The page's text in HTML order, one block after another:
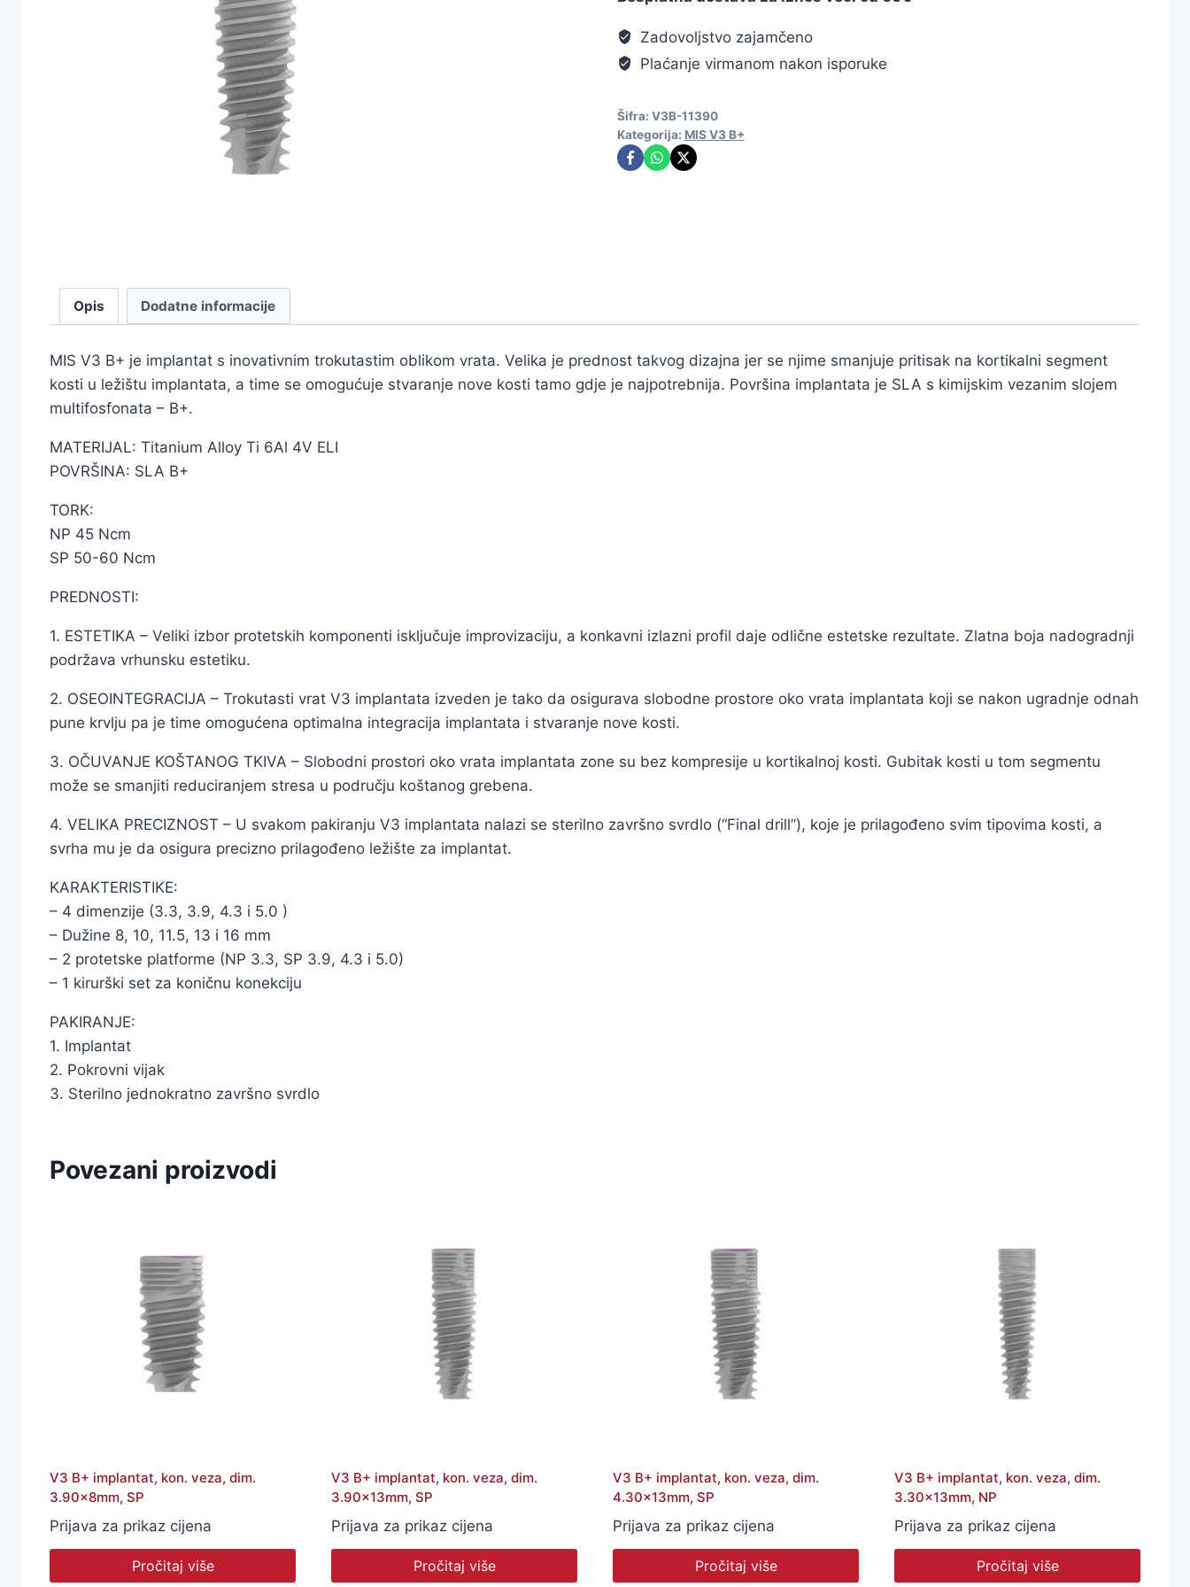
Zadovoljstvo zajamčeno
Plaćanje virmanom nakon isporuke
Šifra: V3B-11390
Kategorija: MIS V3 B+
Opis Dodatne informacije
MIS V3 B+ je implantat s inovativnim trokutastim oblikom vrata. Velika je prednost takvog dizajna jer se njime smanjuje pritisak na kortikalni segment
kosti u ležištu implantata, a time se omogućuje stvaranje nove kosti tamo gdje je najpotrebnija. Površina implantata je SLA s kimijskim vezanim slojem
multifosfonata – B+.
MATERIJAL: Titanium Alloy Ti 6Al 4V ELI
POVRŠINA: SLA B+
TORK:
NP 45 Ncm
SP 50-60 Ncm
PREDNOSTI:
1. ESTETIKA – Veliki izbor protetskih komponenti isključuje improvizaciju, a konkavni izlazni profil daje odlične estetske rezultate. Zlatna boja nadogradnji
podržava vrhunsku estetiku.
2. OSEOINTEGRACIJA – Trokutasti vrat V3 implantata izveden je tako da osigurava slobodne prostore oko vrata implantata koji se nakon ugradnje odnah
pune krvlju pa je time omogućena optimalna integracija implantata i stvaranje nove kosti.
3. OČUVANJE KOŠTANOG TKIVA – Slobodni prostori oko vrata implantata zone su bez kompresije u kortikalnoj kosti. Gubitak kosti u tom segmentu
može se smanjiti reduciranjem stresa u području koštanog grebena.
4. VELIKA PRECIZNOST – U svakom pakiranju V3 implantata nalazi se sterilno završno svrdlo (“Final drill”), koje je prilagođeno svim tipovima kosti, a
svrha mu je da osigura precizno prilagođeno ležište za implantat.
KARAKTERISTIKE:
– 4 dimenzije (3.3, 3.9, 4.3 i 5.0 )
– Dužine 8, 10, 11.5, 13 i 16 mm
– 2 protetske platforme (NP 3.3, SP 3.9, 4.3 i 5.0)
– 1 kirurški set za koničnu konekciju
PAKIRANJE:
1. Implantat
2. Pokrovni vijak
3. Sterilno jednokratno završno svrdlo
Povezani proizvodi
V3 B+ implantat, kon. veza, dim.
3.90x8mm, SP
Prijava za prikaz cijena
Pročitaj više
V3 B+ implantat, kon. veza, dim.
3.90x13mm, SP
Prijava za prikaz cijena
Pročitaj više
V3 B+ implantat, kon. veza, dim.
4.30x13mm, SP
Prijava za prikaz cijena
Pročitaj više
V3 B+ implantat, kon. veza, dim.
3.30x13mm, NP
Prijava za prikaz cijena
Pročitaj više